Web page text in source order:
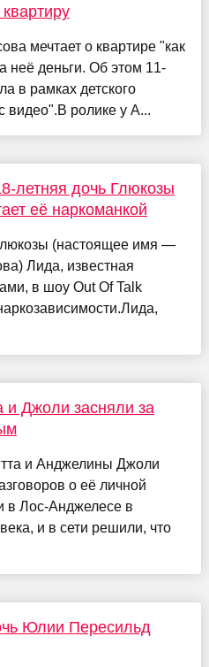
мечтает о квартире "как
неё деньги. Об этом 11-
в рамках детского
видео".В ролике у А...
летняя дочь Глюкозы
её наркоманкой
(настоящее имя —
Лида, известная
в шоу Out Of Talk
и Джоли засняли за
и Анджелины Джоли
о её личной
в Лос-Анджелесе в
и в сети решили, что
Юлии Пересильд